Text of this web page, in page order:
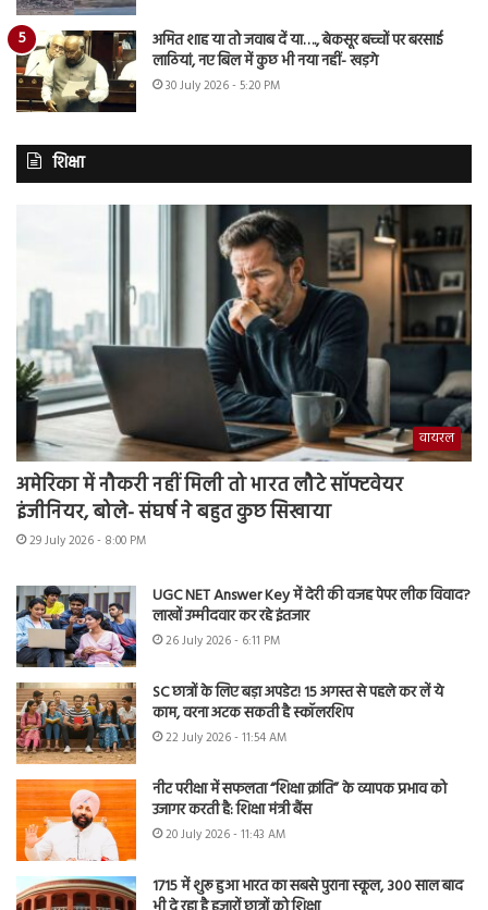
अमित शाह या तो जवाब दें या…., बेकसूर बच्चों पर बरसाई
लाठियां, नए बिल में कुछ भी नया नहीं- खड़गे
30 July 2026 - 5:20 PM
शिक्षा
वायरल
अमेरिका में नौकरी नहीं मिली तो भारत लौटे सॉफ्टवेयर
इंजीनियर, बोले- संघर्ष ने बहुत कुछ सिखाया
29 July 2026 - 8:00 PM
UGC NET Answer Key में देरी की वजह पेपर लीक विवाद?
लाखों उम्मीदवार कर रहे इंतजार
26 July 2026 - 6:11 PM
SC छात्रों के लिए बड़ा अपडेट! 15 अगस्त से पहले कर लें ये
काम, वरना अटक सकती है स्कॉलरशिप
22 July 2026 - 11:54 AM
नीट परीक्षा में सफलता “शिक्षा क्रांति” के व्यापक प्रभाव को
उजागर करती है: शिक्षा मंत्री बैंस
20 July 2026 - 11:43 AM
1715 में शुरू हुआ भारत का सबसे पुराना स्कूल, 300 साल बाद